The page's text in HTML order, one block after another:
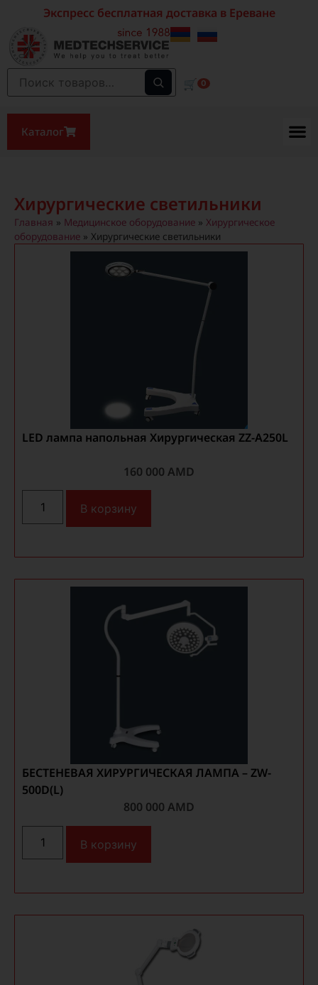
Экспресс бесплатная доставка в Ереване
🛒 0
Каталог
Хирургические светильники
Главная » Медицинское оборудование » Хирургическое
оборудование » Хирургические светильники
LED лампа напольная Хирургическая ZZ-A250L
160 000 AMD
В корзину
БЕСТЕНЕВАЯ ХИРУРГИЧЕСКАЯ ЛАМПА – ZW-
500D(L)
800 000 AMD
В корзину